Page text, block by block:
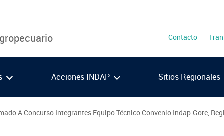
Menú
secundario
Contacto
Acciones INDAP Sitios Regionales
Metropolitana
Los
A Concurso Integrantes Equipo Técnico Convenio Indap-Gore,